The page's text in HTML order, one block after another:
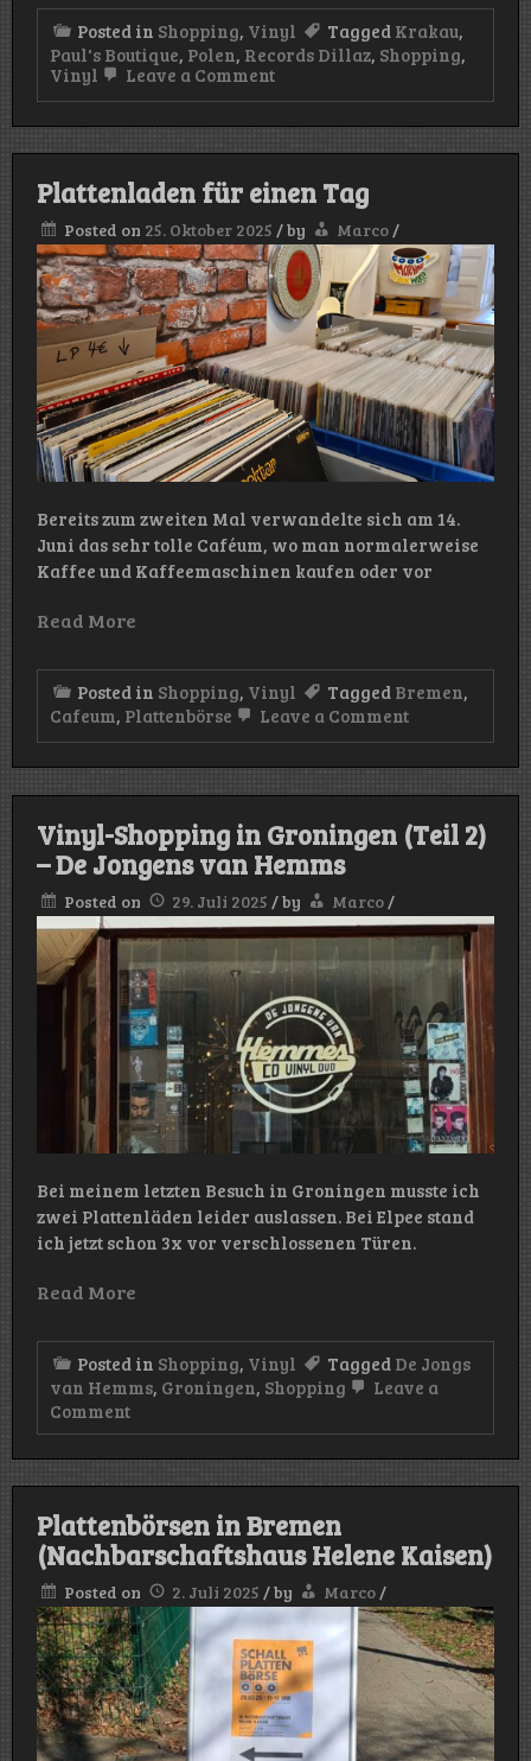
Posted in Shopping, Vinyl Tagged Krakau,
Paul's Boutique, Polen, Records Dillaz, Shopping,
Vinyl
Leave a Commenton
in
Krakau
Records
Dillaz/Paul’s
Boutique
Plattenladen für einen Tag
Posted on 25. Oktober 2025 /by Marco/
Bereits zum zweiten Mal verwandelte sich am 14.
Juni das sehr tolle Caféum, wo man normalerweise
Kaffee und Kaffeemaschinen kaufen oder vor
Read More
Posted in Shopping, Vinyl Tagged Bremen,
Cafeum, Plattenbörse Leave a Commenton
einen
Tag
Vinyl-Shopping in Groningen (Teil 2)
– De Jongens van Hemms
Posted on 29. Juli 2025 /by Marco /
Bei meinem letzten Besuch in Groningen musste ich
zwei Plattenläden leider auslassen. Bei Elpee stand
ich jetzt schon 3x vor verschlossenen Türen.
Read More
Posted in Shopping, Vinyl Tagged De Jongs
van Hemms, Groningen, Shopping
Leave a
Commenton
Vinyl-
Groningen
(Teil
2)
–
De
Jongens
van
Hemms
Plattenbörsen in Bremen
(Nachbarschaftshaus Helene Kaisen)
Posted on 2. Juli 2025 /by Marco/